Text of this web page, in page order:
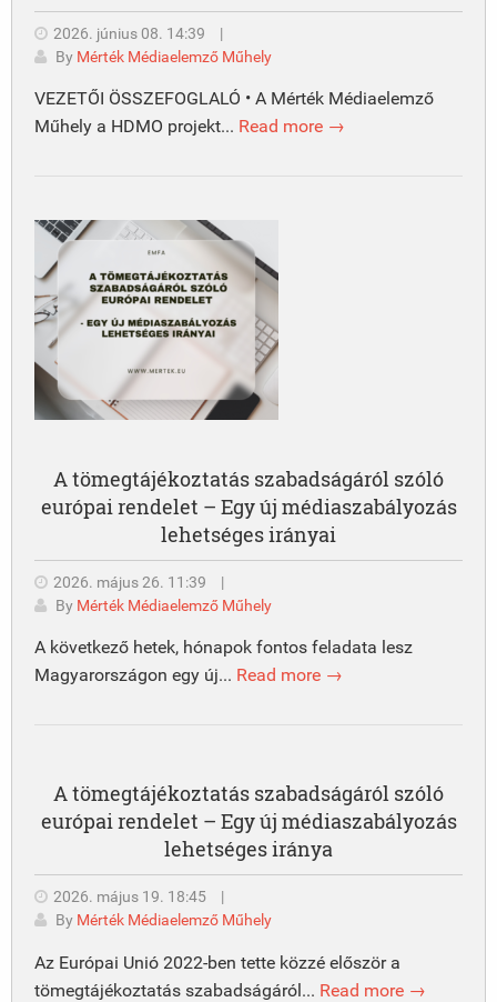
2026. június 08. 14:39
|
By Mérték Médiaelemző Műhely
VEZETŐI ÖSSZEFOGLALÓ • A Mérték Médiaelemző
Műhely a HDMO projekt... Read more →
A tömegtájékoztatás szabadságáról szóló
európai rendelet – Egy új médiaszabályozás
lehetséges irányai
2026. május 26. 11:39
|
By Mérték Médiaelemző Műhely
A következő hetek, hónapok fontos feladata lesz
Magyarországon egy új... Read more →
A tömegtájékoztatás szabadságáról szóló
európai rendelet – Egy új médiaszabályozás
lehetséges iránya
2026. május 19. 18:45
|
By Mérték Médiaelemző Műhely
Az Európai Unió 2022-ben tette közzé először a
tömegtájékoztatás szabadságáról... Read more →